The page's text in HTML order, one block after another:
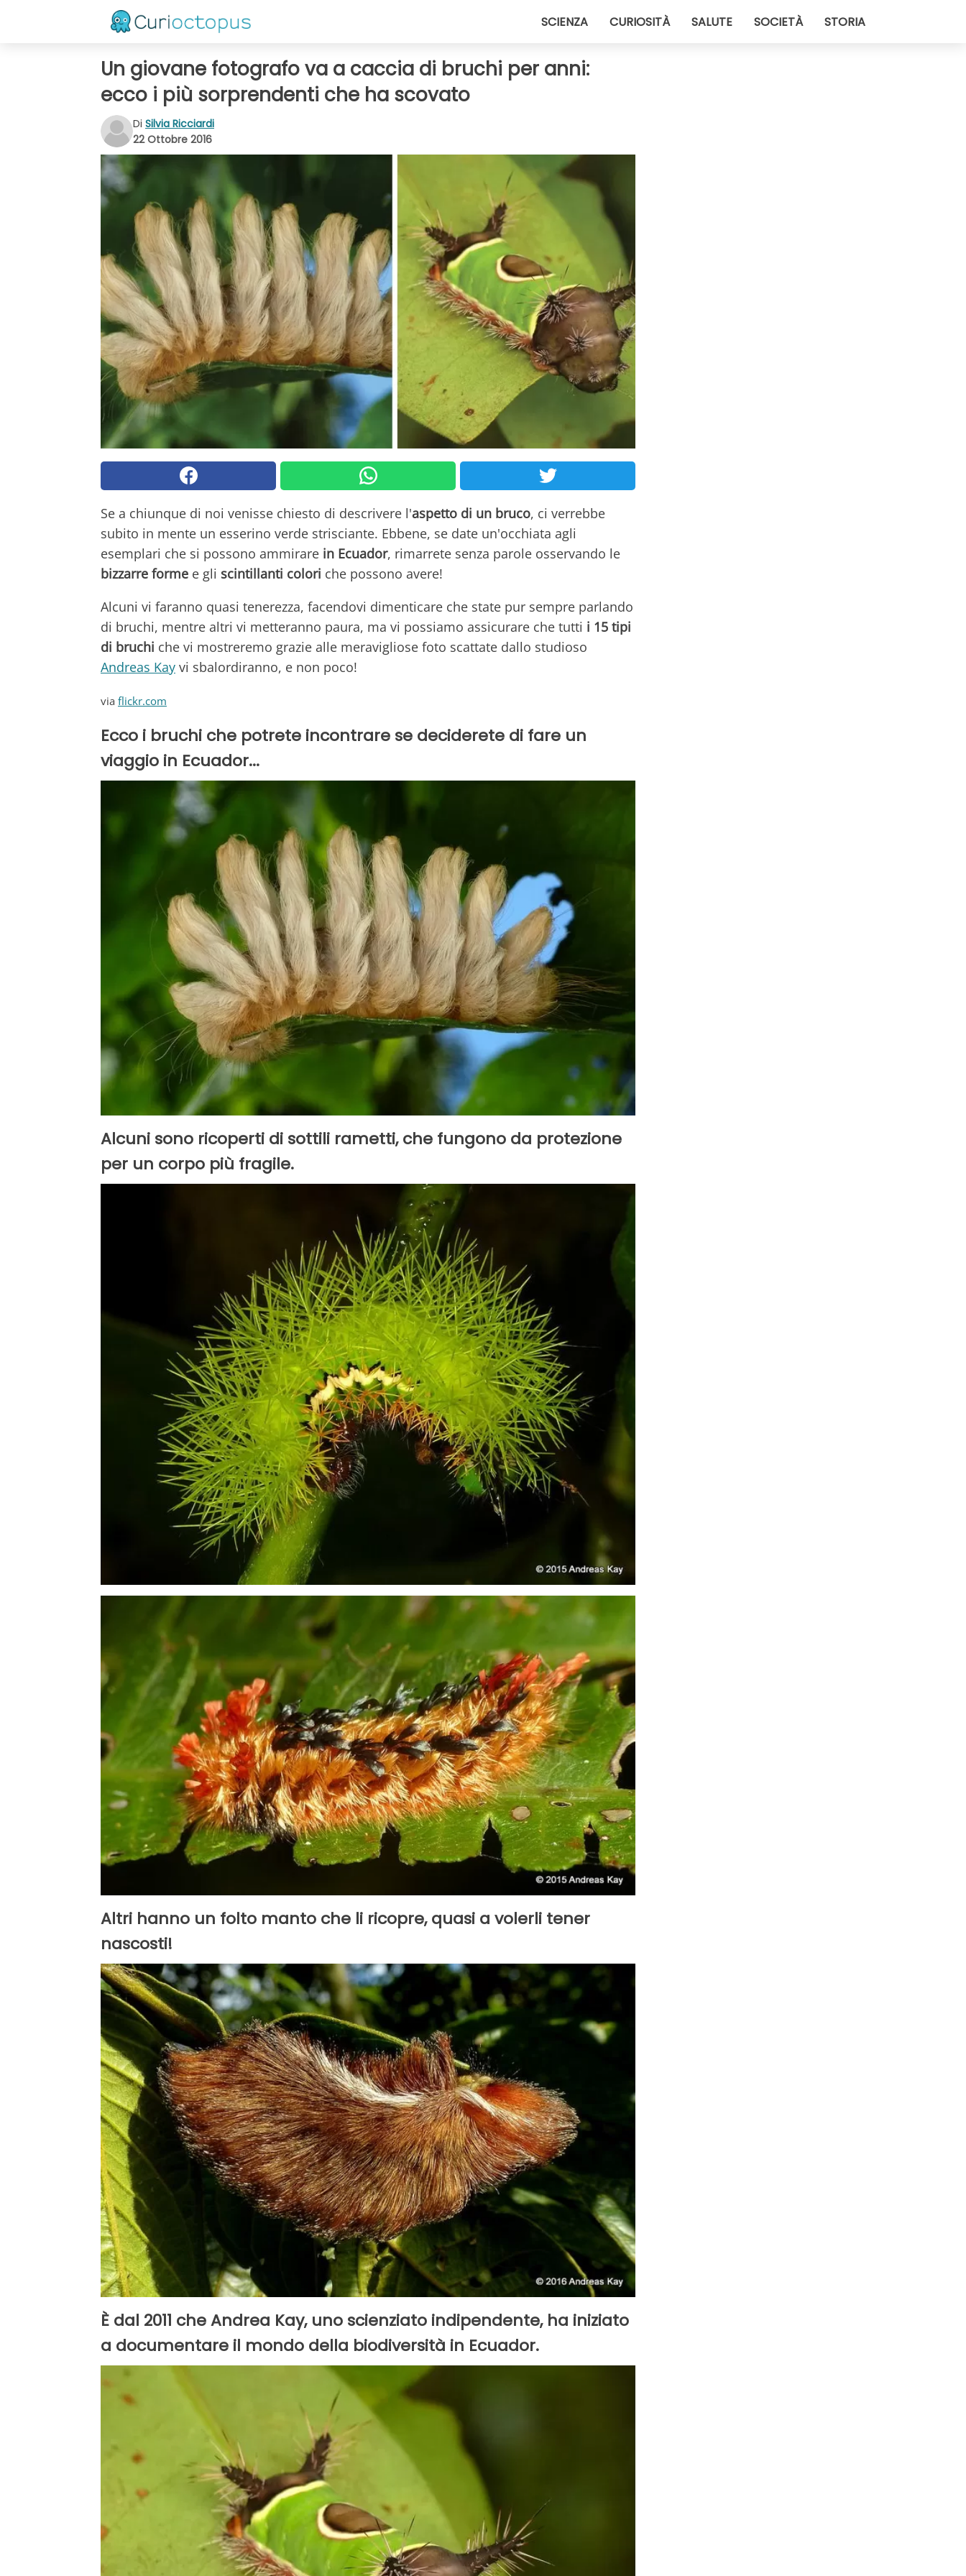
SCIENZA CURIOSITÀ SALUTE SOCIETÀ STORIA
Un giovane fotografo va a caccia di bruchi per anni:
ecco i più sorprendenti che ha scovato
Di Silvia Ricciardi
22 Ottobre 2016
Se a chiunque di noi venisse chiesto di descrivere l'aspetto di un bruco, ci verrebbe
subito in mente un esserino verde strisciante. Ebbene, se date un'occhiata agli
esemplari che si possono ammirare in Ecuador, rimarrete senza parole osservando le
bizzarre forme e gli scintillanti colori che possono avere!
Alcuni vi faranno quasi tenerezza, facendovi dimenticare che state pur sempre parlando
di bruchi, mentre altri vi metteranno paura, ma vi possiamo assicurare che tutti i 15 tipi
di bruchi che vi mostreremo grazie alle meravigliose foto scattate dallo studioso
Andreas Kay vi sbalordiranno, e non poco!
via flickr.com
Ecco i bruchi che potrete incontrare se deciderete di fare un
viaggio in Ecuador...
Alcuni sono ricoperti di sottili rametti, che fungono da protezione
per un corpo più fragile.
Altri hanno un folto manto che li ricopre, quasi a volerli tener
nascosti!
È dal 2011 che Andrea Kay, uno scienziato indipendente, ha iniziato
a documentare il mondo della biodiversità in Ecuador.